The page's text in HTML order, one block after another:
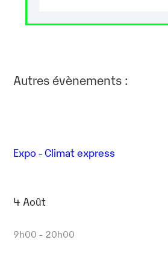
Autres évènements :
Expo - Climat express
4 Août
9h00 - 20h00